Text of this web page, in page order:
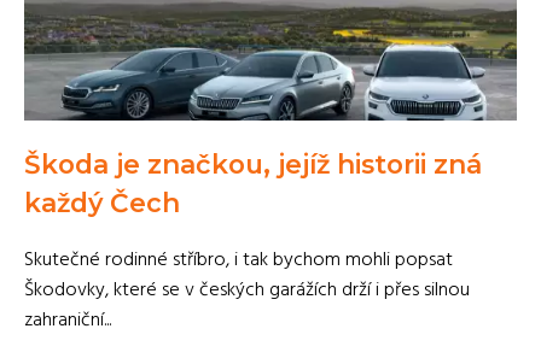
Škoda je značkou, jejíž historii zná
každý Čech
Skutečné rodinné stříbro, i tak bychom mohli popsat
Škodovky, které se v českých garážích drží i přes silnou
zahraniční...